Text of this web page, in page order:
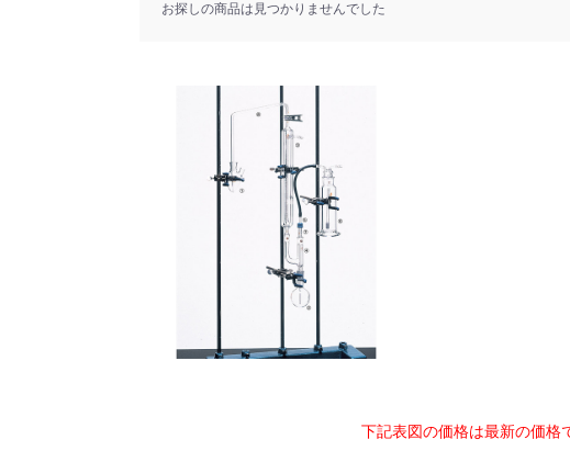
お探しの商品は見つかりませんでした
下記表図の価格は最新の価格